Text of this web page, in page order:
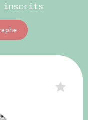
inscrits